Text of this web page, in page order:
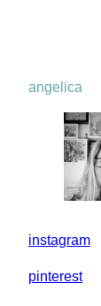
angelica
instagram
pinterest